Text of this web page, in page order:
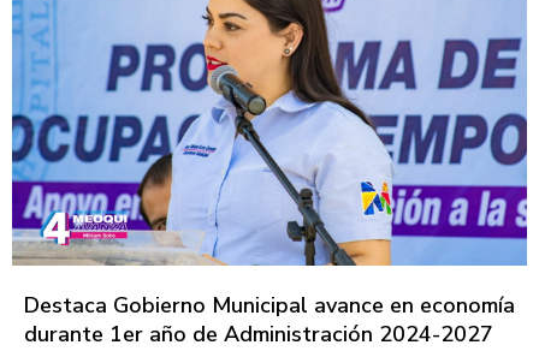
Destaca Gobierno Municipal avance en economía
durante 1er año de Administración 2024-2027